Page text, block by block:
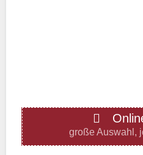
Donnerstag
große Auswahl,